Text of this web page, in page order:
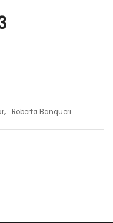
, Roberta Banqueri